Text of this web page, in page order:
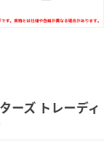
ーズ トレーディ